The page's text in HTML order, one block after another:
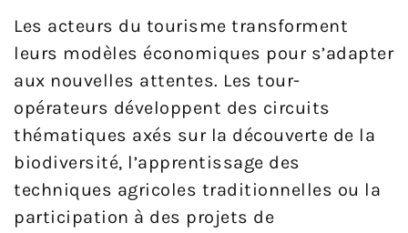
Les acteurs du tourisme transforment
leurs modèles économiques pour s’adapter
aux nouvelles attentes. Les tour-
opérateurs développent des circuits
thématiques axés sur la découverte de la
biodiversité, l’apprentissage des
techniques agricoles traditionnelles ou la
participation à des projets de